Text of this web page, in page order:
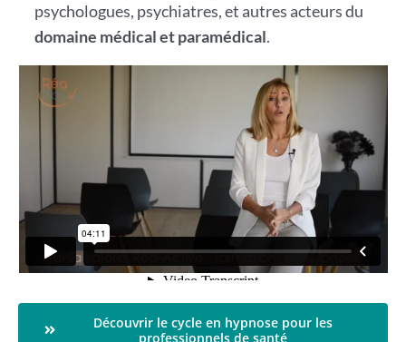
psychologues, psychiatres, et autres acteurs du
domaine médical et paramédical.
Découvrir le cycle en hypnose pour les
professionnels de santé